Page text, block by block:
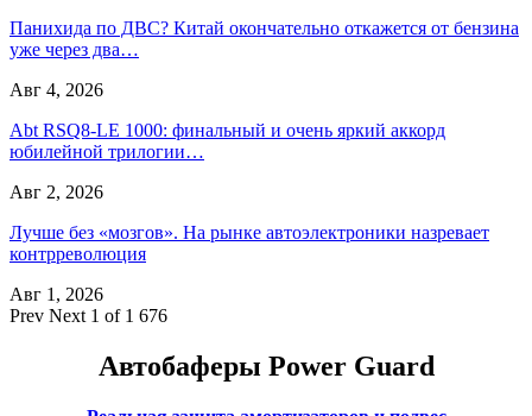
Панихида по ДВС? Китай окончательно откажется от бензина
уже через два…
Авг 4, 2026
Abt RSQ8-LE 1000: финальный и очень яркий аккорд
юбилейной трилогии…
Авг 2, 2026
Лучше без «мозгов». На рынке автоэлектроники назревает
контрреволюция
Авг 1, 2026
Prev Next 1 of 1 676
Автобаферы Power Guard